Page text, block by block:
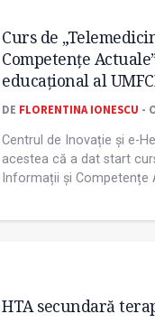
Curs de
Competențe
educațional al
DE FLORENTINA IONESCU -
Centrul de Inovație și e-
acestea că a dat start
Informații și Competențe
HTA secundară